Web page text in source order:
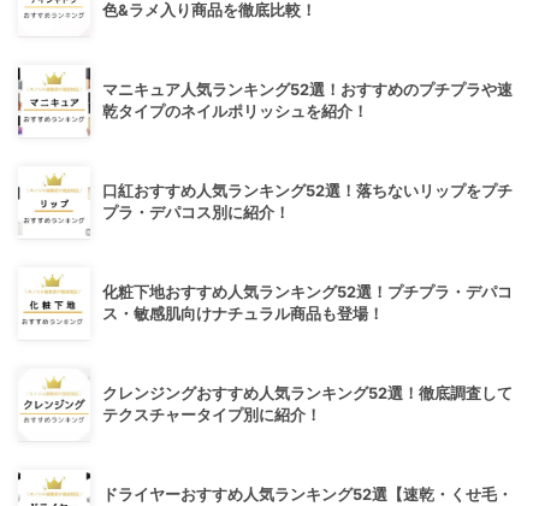
色&ラメ入り商品を徹底比較！
マニキュア人気ランキング52選！おすすめのプチプラや速
乾タイプのネイルポリッシュを紹介！
口紅おすすめ人気ランキング52選！落ちないリップをプチ
プラ・デパコス別に紹介！
化粧下地おすすめ人気ランキング52選！プチプラ・デパコ
ス・敏感肌向けナチュラル商品も登場！
クレンジングおすすめ人気ランキング52選！徹底調査して
テクスチャータイプ別に紹介！
ドライヤーおすすめ人気ランキング52選【速乾・くせ毛・